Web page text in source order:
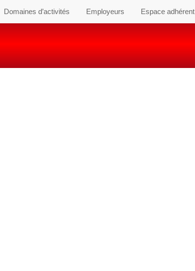
Domaines d’activités Employeurs Espace adhérent